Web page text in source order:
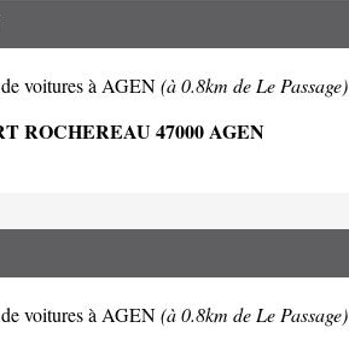
voitures à AGEN(à 0.8km de Le Passage)
ROCHEREAU 47000 AGEN
voitures à AGEN(à 0.8km de Le Passage)